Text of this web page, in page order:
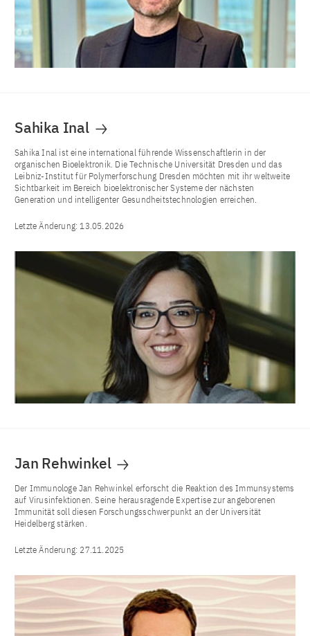
Sahika Inal
Sahika Inal ist eine international führende Wissenschaftlerin in der
organischen Bioelektronik. Die Technische Universität Dresden und das
Leibniz-Institut für Polymerforschung Dresden möchten mit ihr weltweite
Sichtbarkeit im Bereich bioelektronischer Systeme der nächsten
Generation und intelligenter Gesundheitstechnologien erreichen.
Letzte Änderung:13.05.2026
Jan Rehwinkel
Der Immunologe Jan Rehwinkel erforscht die Reaktion des Immunsystems
auf Virusinfektionen. Seine herausragende Expertise zur angeborenen
Immunität soll diesen Forschungsschwerpunkt an der Universität
Heidelberg stärken.
Letzte Änderung: 27.11.2025